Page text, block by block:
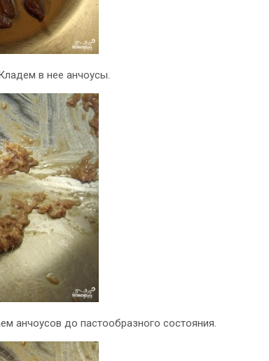
в нее анчоусы.
анчоусов до пастообразного состояния.